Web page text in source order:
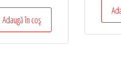
Adaugă în coș